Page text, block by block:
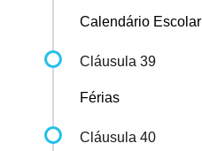
Calendário Escolar
Cláusula 39
Férias
Cláusula 40